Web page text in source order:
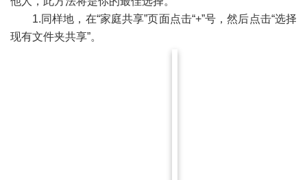
1.同样地，在“家庭共享”页面点击“+”号，然后点击“选择
现有文件夹共享”。